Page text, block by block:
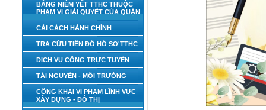
BẢNG NIÊM YẾT TTHC THUỘC
PHẠM VI GIẢI QUYẾT CỦA QUẬN
CẢI CÁCH HÀNH CHÍNH
TRA CỨU TIẾN ĐỘ HỒ SƠ TTHC
DỊCH VỤ CÔNG TRỰC TUYẾN
TÀI NGUYÊN - MÔI TRƯỜNG
CÔNG KHAI VI PHẠM LĨNH VỰC
XÂY DỰNG - ĐÔ THỊ